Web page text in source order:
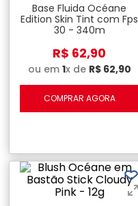
Base Fluida Océane
Edition Skin Tint com Fps
30 - 340m
R$ 62,90
ou em 1x de R$ 62,90
COMPRAR AGORA